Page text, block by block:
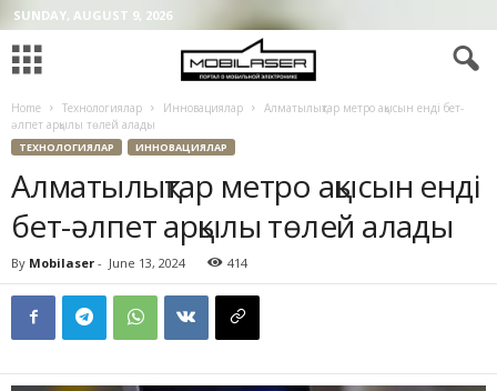
SUNDAY, AUGUST 9, 2026
Home Технологиялар Инновациялар
Алматылықтар метро ақысын енді бет-
әлпет арқылы төлей алады
ТЕХНОЛОГИЯЛАР ИННОВАЦИЯЛАР
Алматылықтар метро ақысын енді
бет-әлпет арқылы төлей алады
By Mobilaser - June 13, 2024 414